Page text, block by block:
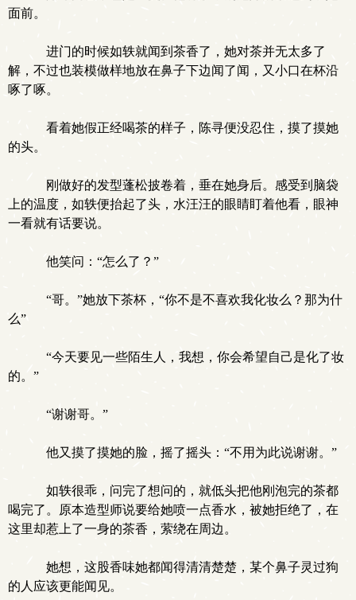
面前。
进门的时候如轶就闻到茶香了，她对茶并无太多了
解，不过也装模做样地放在鼻子下边闻了闻，又小口在杯沿
啄了啄。
看着她假正经喝茶的样子，陈寻便没忍住，摸了摸她
的头。
刚做好的发型蓬松披卷着，垂在她身后。感受到脑袋
上的温度，如轶便抬起了头，水汪汪的眼睛盯着他看，眼神
一看就有话要说。
他笑问：“怎么了？”
“哥。”她放下茶杯，“你不是不喜欢我化妆么？那为什
么”
“今天要见一些陌生人，我想，你会希望自己是化了妆
的。”
“谢谢哥。”
他又摸了摸她的脸，摇了摇头：“不用为此说谢谢。”
如轶很乖，问完了想问的，就低头把他刚泡完的茶都
喝完了。原本造型师说要给她喷一点香水，被她拒绝了，在
这里却惹上了一身的茶香，萦绕在周边。
她想，这股香味她都闻得清清楚楚，某个鼻子灵过狗
的人应该更能闻见。